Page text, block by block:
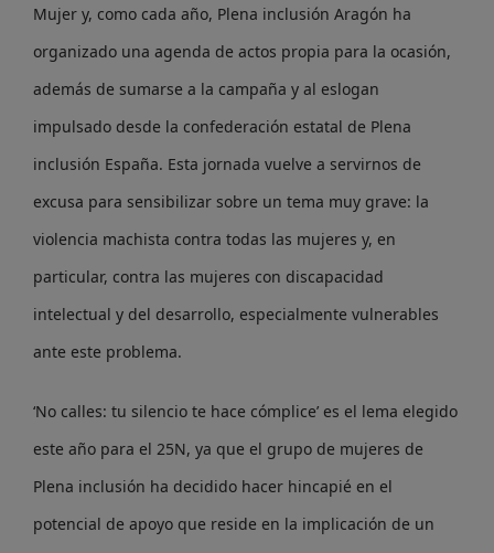
Mujer y, como cada año, Plena inclusión Aragón ha
organizado una agenda de actos propia para la ocasión,
además de sumarse a la campaña y al eslogan
impulsado desde la confederación estatal de Plena
inclusión España. Esta jornada vuelve a servirnos de
excusa para sensibilizar sobre un tema muy grave: la
violencia machista contra todas las mujeres y, en
particular, contra las mujeres con discapacidad
intelectual y del desarrollo, especialmente vulnerables
ante este problema.
‘No calles: tu silencio te hace cómplice’ es el lema elegido
este año para el 25N, ya que el grupo de mujeres de
Plena inclusión ha decidido hacer hincapié en el
potencial de apoyo que reside en la implicación de un